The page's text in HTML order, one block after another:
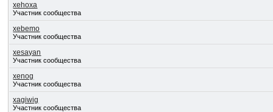
xehoxa
Участник сообщества
xebemo
Участник сообщества
xesayan
Участник сообщества
xenog
Участник сообщества
xagiwig
Участник сообщества